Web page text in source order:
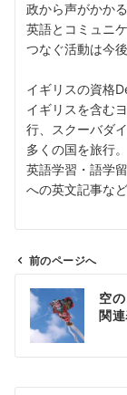
政から声がかか
英語とコミュニ
つなぐ活動は今
イギリスの資格
イギリスを含む
行、スクーバダ
多くの国を旅行。
英語学習・語学
への英文記事など
ビ
前のページへ
空
関